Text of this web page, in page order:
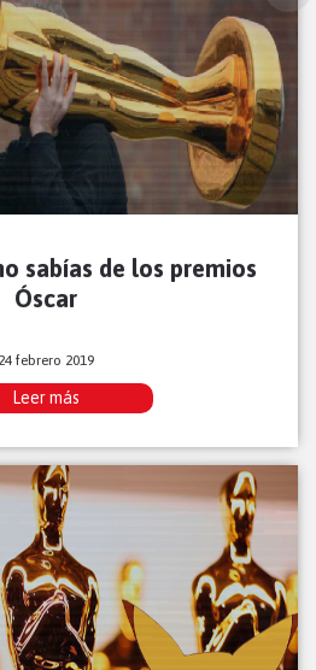
sabías de los premios
Óscar
24 febrero 2019
Leer más